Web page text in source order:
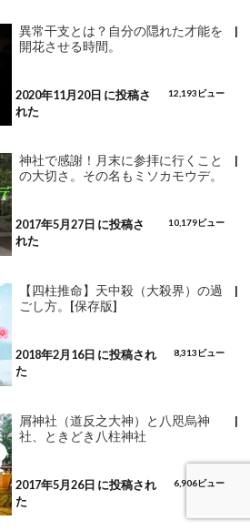
異常干支とは？自分の隠れた才能を
開花させる時間。
12,193ビュー
|
2020年11月20日 に投稿さ
れた
神社で感謝！月末に参拝に行くこと
の大切さ。その名もミソカモウデ。
10,179ビュー
|
2017年5月27日 に投稿さ
れた
【四柱推命】天中殺（大殺界）の過
ごし方。[保存版]
8,313ビュー
|
2018年2月16日 に投稿され
た
屑神社（道反之大神）と八咫烏神
社、ときどき八柱神社
6,906ビュー
|
2017年5月26日 に投稿され
た